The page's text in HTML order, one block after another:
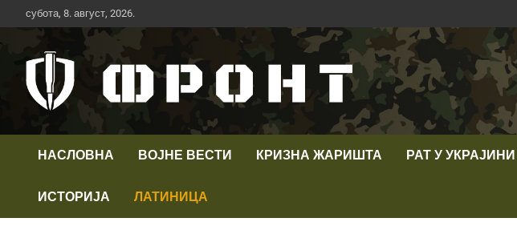
Скип
то
субота, 8. август, 2026.
Телевизија ФРОНТ
НАСЛОВНА ВОЈНЕ ВЕСТИ КРИЗНА ЖАРИШТА РАТ У УКРАЈИНИ
ИСТОРИЈА ЛАТИНИЦА